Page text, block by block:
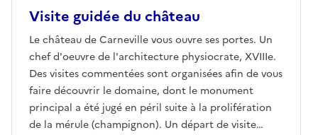
Visite guidée du château
Le château de Carneville vous ouvre ses portes. Un
chef d'oeuvre de l'architecture physiocrate, XVIIIe.
Des visites commentées sont organisées afin de vous
faire découvrir le domaine, dont le monument
principal a été jugé en péril suite à la prolifération
de la mérule (champignon). Un départ de visite